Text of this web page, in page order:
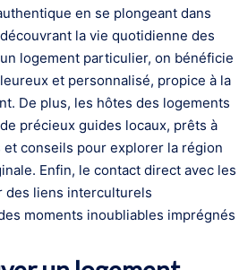
en se plongeant dans
la vie quotidienne des
logement particulier, on bénéficie
et personnalisé, propice à la
De plus, les hôtes des logements
précieux guides locaux, prêts à
conseils pour explorer la région
Enfin, le contact direct avec les
des liens interculturels
moments inoubliables imprégnés